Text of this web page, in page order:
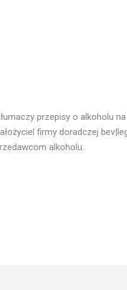
przepisy o alkoholu
firmy doradczej
alkoholu.